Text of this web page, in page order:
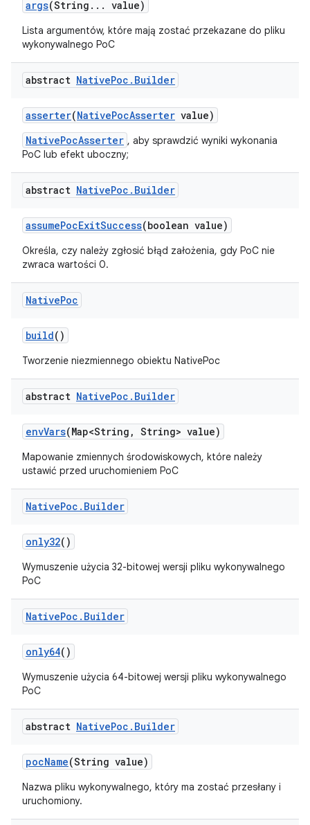
args(String . . . value)
Lista argumentów, które mają zostać przekazane do pliku
wykonywalnego PoC
abstract NativePoc . Builder
asserter(NativePocAsserter value)
NativePocAsserter , aby sprawdzić wyniki wykonania
PoC lub efekt uboczny;
abstract NativePoc . Builder
assumePocExitSuccess(boolean value)
Określa, czy należy zgłosić błąd założenia, gdy PoC nie
zwraca wartości 0.
NativePoc
build()
Tworzenie niezmiennego obiektu NativePoc
abstract NativePoc . Builder
envVars(Map<String , String> value)
Mapowanie zmiennych środowiskowych, które należy
ustawić przed uruchomieniem PoC
NativePoc . Builder
only32()
Wymuszenie użycia 32-bitowej wersji pliku wykonywalnego
PoC
NativePoc . Builder
only64()
Wymuszenie użycia 64-bitowej wersji pliku wykonywalnego
PoC
abstract NativePoc . Builder
pocName(String value)
Nazwa pliku wykonywalnego, który ma zostać przesłany i
uruchomiony.